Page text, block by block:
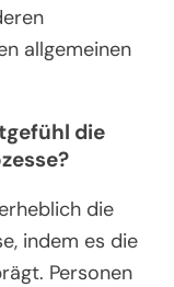
allgemeinen
die
die
indem es die
Personen